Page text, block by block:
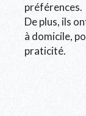
préférences.
De plus, ils
à domicile,
praticité.